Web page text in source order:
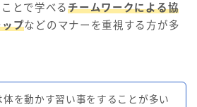
とで学べるチームワークによる協
プなどのマナーを重視する方が多
体を動かす習い事をすることが多い